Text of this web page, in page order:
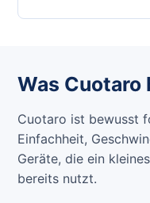
Was
Cuotaro ist bewusst
Einfachheit,
Geräte, die ein
bereits nutzt.